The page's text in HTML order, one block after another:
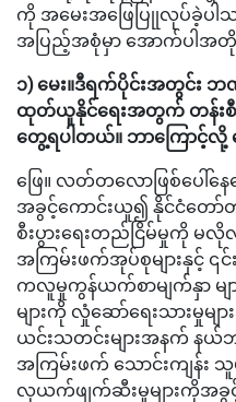
ကို အမေးအဖြေပြုုလုပ်ခဲ့ပါ
အပြည့်အစုံမှာ အောက်ပါအတို
၁) မေး။ဒီရက်ပိုင်းအတွင်း ဘ
ထုတ်ယူနိုင်ရေးအတွက် တန်းစီ န
တွေ့ရပါတယ်။ ဘာကြောင့်လို့ ပ
ဖြေ။ လတ်တလောဖြစ်ပေါ်န
အခွင့်ကောင်းယူ၍ နိုင်ငံတော်
စီးပွားရေးတည်ငြိမ်မှုကို မလို
အကြမ်းဖက်အုပ်စုများနှင့် ၎
ကလူမှုကွန်ယက်စာမျက်နှာ မျ
များကို လှုံဆော်ရေးသားမှုမ
ယင်းသတင်းများအနက် န
အကြမ်းဖက် သောင်းကျန်း
လုယက်ဖျက်ဆီးမှုများကိုအ